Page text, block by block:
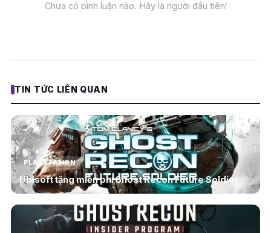
Chưa có bình luận nào. Hãy là người đầu tiên!
TIN TỨC LIÊN QUAN
PLAYSTATION
Ubisoft tặng miễn phí Ghost Recon Future Soldier